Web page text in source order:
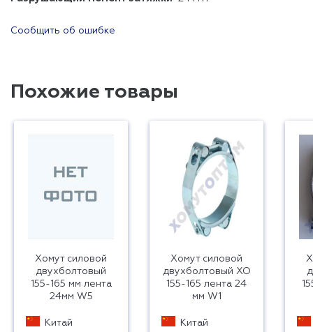
Сообщить об ошибке
Похожие товары
Хомут силовой
двухболтовый
155-165 мм лента
24мм W5
Китай
Хомут силовой
двухболтовый ХО
155-165 лента 24
мм W1
Китай